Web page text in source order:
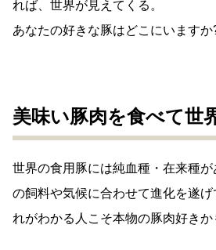
れば、世界が見えてくる。
あなたの好きな豚はどこにいますか
美味い豚肉を食べて世
世界の食用豚には純血種・在来種
の飼料や気候に合わせて進化を遂
れがわかる人こそ本物の豚肉好きか